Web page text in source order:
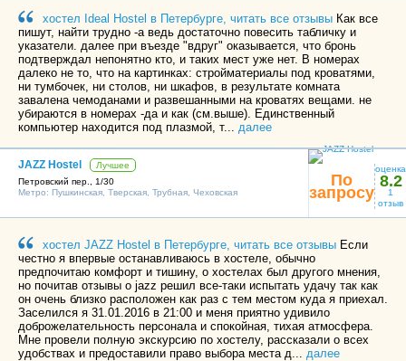
хостел Ideal Hostel в Петербурге, читать все отзывы Как все
пишут, найти трудно -а ведь достаточно повесить табличку и
указатели. далее при въезде "вдруг" оказывается, что бронь
подтверждал непонятно кто, и таких мест уже нет. В номерах
далеко не то, что на картинках: стройматериалы под кроватями,
ни тумбочек, ни столов, ни шкафов, в результате комната
завалена чемоданами и развешанными на кроватях вещами. не
убираются в номерах -да и как (см.выше). Единственный
компьютер находится под плазмой, т... далее
JAZZ Hostel
Лучшее
Петровский пер., 1/30
Метро: Пушкинская Тверская Трубная Чеховская
По
запросу
оценка
8.2
1
отзыв
хостел JAZZ Hostel в Петербурге, читать все отзывы Если
честно я впервые останавливаюсь в хостеле, обычно
предпочитаю комфорт и тишину, о хостелах был другого мнения,
но почитав отзывы о jazz решил все-таки испытать удачу так как
он очень близко расположен как раз с тем местом куда я приехал.
Заселился я 31.01.2016 в 21:00 и меня приятно удивило
доброжелательность персонала и спокойная, тихая атмосфера.
Мне провели полную экскурсию по хостелу, рассказали о всех
удобствах и предоставили право выбора места д... далее